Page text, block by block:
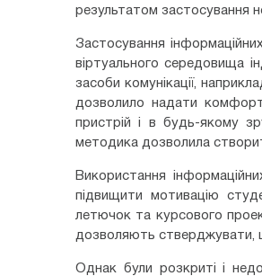
результатом застосування
Застосування
віртуального середовища
засоби комунікації,
дозволило надати
пристрій і в будь-якому
методика дозволила
Використання
підвищити мотивацію
летючок та курсового
дозволяють стверджувати,
Однак були розкриті і